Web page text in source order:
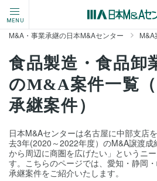
MENU
M&A・事業承継の日本M&Aセンター M&A
食品製造・食品卸
のM&A案件一覧
承継案件）
日本M&Aセンターは名古屋に中部支店
去3年(2020～2022年度）のM&A譲渡
から周辺に商圏を広げたい」というニ
す。こちらのページでは、愛知・静岡
承継案件をご紹介いたします。